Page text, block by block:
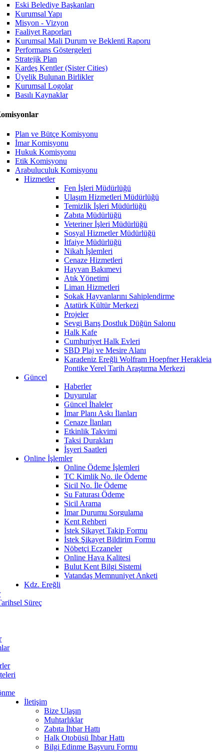
Eski Belediye Başkanları
Kurumsal Yapı
Misyon - Vizyon
Faaliyet Raporları
Kurumsal Mali Durum ve Beklenti Raporu
Performans Göstergeleri
Stratejik Plan
Kardeş Kentler (Sister Cities)
Üyelik Bulunan Birlikler
Kurumsal Logolar
Basılı Kaynaklar
Plan ve Bütçe Komisyonu
İmar Komisyonu
Hukuk Komisyonu
Etik Komisyonu
Arabuluculuk Komisyonu
Hizmetler
Fen İşleri Müdürlüğü
Ulaşım Hizmetleri Müdürlüğü
Temizlik İşleri Müdürlüğü
Zabıta Müdürlüğü
Veteriner İşleri Müdürlüğü
Sosyal Hizmetler Müdürlüğü
İtfaiye Müdürlüğü
Nikah İşlemleri
Cenaze Hizmetleri
Hayvan Bakımevi
Atık Yönetimi
Liman Hizmetleri
Sokak Hayvanlarını Sahiplendirme
Atatürk Kültür Merkezi
Projeler
Sevgi Barış Dostluk Düğün Salonu
Halk Kafe
Cumhuriyet Halk Evleri
SBD Plaj ve Mesire Alanı
Karadeniz Ereğli Wolfram Hoepfner Herakleia
Pontike Yerel Tarih Araştırma Merkezi
Güncel
Haberler
Duyurular
Güncel İhaleler
İmar Planı Askı İlanları
Cenaze İlanları
Etkinlik Takvimi
Taksi Durakları
İşyeri Saatleri
Online İşlemler
Online Ödeme İşlemleri
TC Kimlik No. ile Ödeme
Sicil No. İle Ödeme
Su Faturası Ödeme
Sicil Arama
İmar Durumu Sorgulama
Kent Rehberi
İstek Şikayet Takip Formu
İstek Şikayet Bildirim Formu
Nöbetçi Eczaneler
Online Hava Kalitesi
Bulut Kent Bilgi Sistemi
Vatandaş Memnuniyet Anketi
Kdz. Ereğli
Süreç
İletişim
Bize Ulaşın
Muhtarlıklar
Zabıta İhbar Hattı
Halk Otobüsü İhbar Hattı
Bilgi Edinme Başvuru Formu